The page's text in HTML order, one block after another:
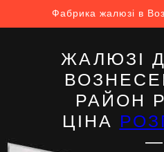
Фабрика жалюзі в
ЖАЛЮЗІ
РАЙОН
ЦІНА
—